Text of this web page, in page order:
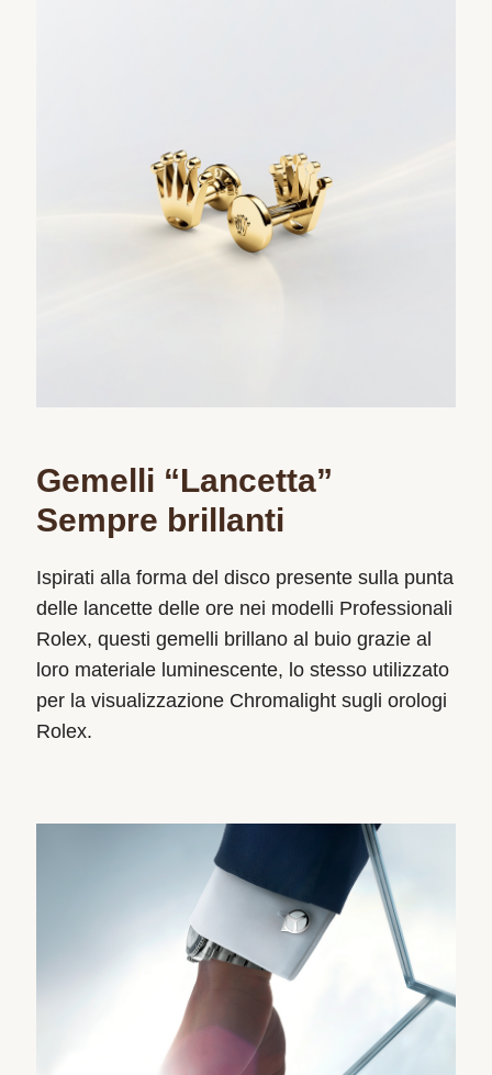
Gemelli “Lancetta”
Sempre brillanti
Ispirati alla forma del disco presente sulla punta
delle lancette delle ore nei modelli Professionali
Rolex, questi gemelli brillano al buio grazie al
loro materiale luminescente, lo stesso utilizzato
per la visualizzazione Chromalight sugli orologi
Rolex.